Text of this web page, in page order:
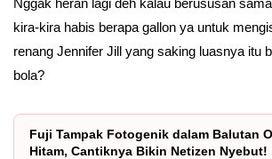
Nggak heran lagi deh kalau berususan
kira-kira habis berapa gallon ya untuk
renang Jennifer Jill yang saking luasnya itu
bola?
Fuji Tampak Fotogenik dalam Balutan
Hitam, Cantiknya Bikin Netizen Nyebut!